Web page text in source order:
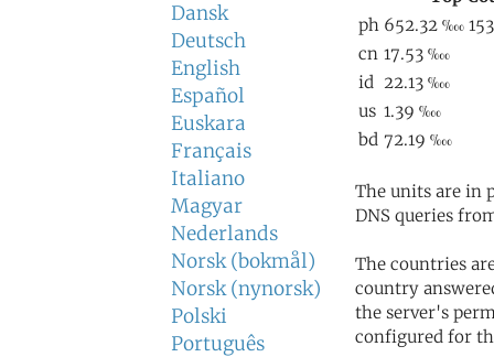
Dansk
Deutsch
English
Español
Euskara
Français
Italiano
Magyar
Nederlands
Norsk (bokmål)
Norsk (nynorsk)
Polski
Português
The units are in
DNS queries
The countries
country
the server's
configured for